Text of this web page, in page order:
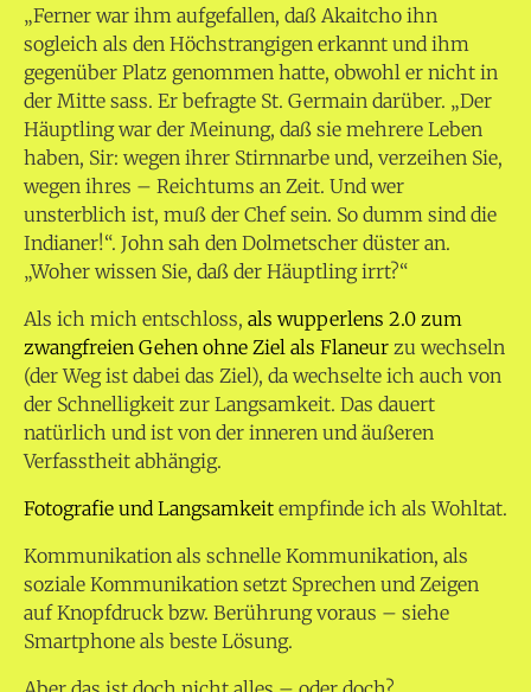
„Ferner war ihm aufgefallen, daß Akaitcho ihn
sogleich als den Höchstrangigen erkannt und ihm
gegenüber Platz genommen hatte, obwohl er nicht in
der Mitte sass. Er befragte St. Germain darüber. „Der
Häuptling war der Meinung, daß sie mehrere Leben
haben, Sir: wegen ihrer Stirnnarbe und, verzeihen Sie,
wegen ihres – Reichtums an Zeit. Und wer
unsterblich ist, muß der Chef sein. So dumm sind die
Indianer!“. John sah den Dolmetscher düster an.
„Woher wissen Sie, daß der Häuptling irrt?“
Als ich mich entschloss, als wupperlens 2.0 zum
zwangfreien Gehen ohne Ziel als Flaneur zu wechseln
(der Weg ist dabei das Ziel), da wechselte ich auch von
der Schnelligkeit zur Langsamkeit. Das dauert
natürlich und ist von der inneren und äußeren
Verfasstheit abhängig.
Fotografie und Langsamkeit empfinde ich als Wohltat.
Kommunikation als schnelle Kommunikation, als
soziale Kommunikation setzt Sprechen und Zeigen
auf Knopfdruck bzw. Berührung voraus – siehe
Smartphone als beste Lösung.